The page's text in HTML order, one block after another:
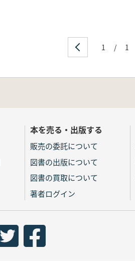
1 / 1
本を売る・出版する
販売の委託について
図書の出版について
図書の買取について
著者ログイン